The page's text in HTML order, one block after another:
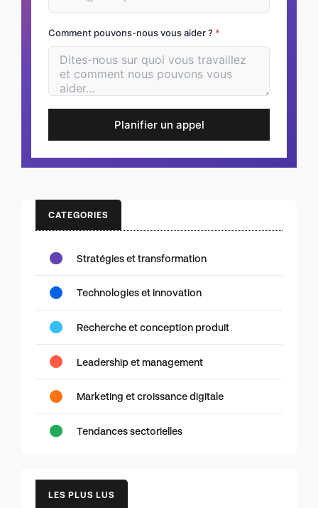
Comment pouvons-nous vous aider ? *
Planifier un appel
CATEGORIES
Stratégies et transformation
Technologies et innovation
Recherche et conception produit
Leadership et management
Marketing et croissance digitale
Tendances sectorielles
LES PLUS LUS